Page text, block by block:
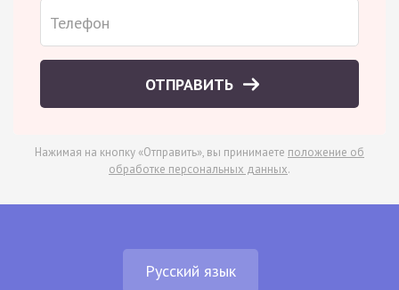
ОТПРАВИТЬ
Нажимая на кнопку «Отправить», вы принимаете положение об
обработке персональных данных.
Русский язык